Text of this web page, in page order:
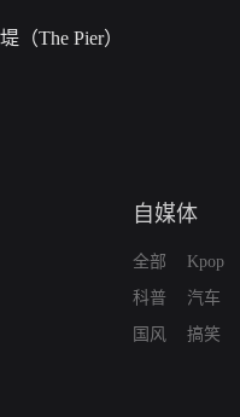
堤（The Pier）
自媒体
全部
科普
国风
Kpop
汽车
搞笑